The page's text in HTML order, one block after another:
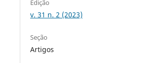
Edição
v. 31 n. 2 (2023)
Seção
Artigos